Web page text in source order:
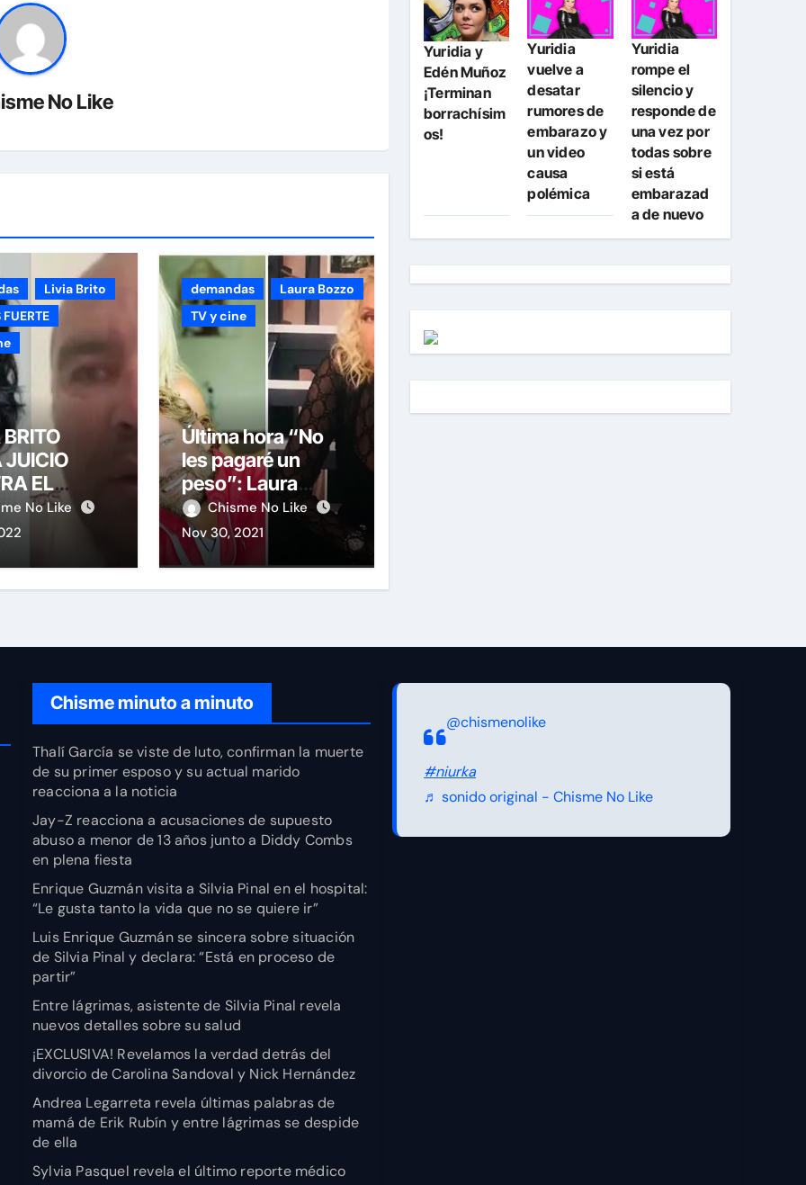
No Like
Livia Brito
JUICIO
EL
QUE
No Like
demandas
Laura Bozzo
TV y cine
Última hora “No
les pagaré un
peso”: Laura
Bozzo
Chisme No Like
Nov 30, 2021
Yuridia y
Edén Muñoz
¡Terminan
borrachísim
os!
Yuridia
vuelve a
desatar
rumores de
embarazo y
un video
causa
polémica
Yuridia
rompe el
silencio y
responde de
una vez por
todas sobre
si está
embarazad
a de nuevo
Chisme minuto a minuto
Thalí García se viste de luto, confirman la muerte
de su primer esposo y su actual marido
reacciona a la noticia
Jay-Z reacciona a acusaciones de supuesto
abuso a menor de 13 años junto a Diddy Combs
en plena fiesta
Enrique Guzmán visita a Silvia Pinal en el hospital:
“Le gusta tanto la vida que no se quiere ir”
Luis Enrique Guzmán se sincera sobre situación
de Silvia Pinal y declara: “Está en proceso de
partir”
Entre lágrimas, asistente de Silvia Pinal revela
nuevos detalles sobre su salud
¡EXCLUSIVA! Revelamos la verdad detrás del
divorcio de Carolina Sandoval y Nick Hernández
Andrea Legarreta revela últimas palabras de
mamá de Erik Rubín y entre lágrimas se despide
de ella
Sylvia Pasquel revela el último reporte médico
@chismenolike
#niurka
♬ sonido original - Chisme No Like